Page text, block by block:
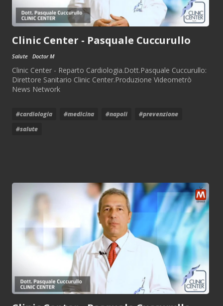
Clinic Center - Pasquale Cuccurullo
Salute Doctor M
Clinic Center - Reparto Cardiologia.Dott.Pasquale Cuccurullo:
Direttore Sanitario Clinic Center.Produzione Videometrò
News Network
#cardiologia #medicina #napoli
#prevenzione
#salute